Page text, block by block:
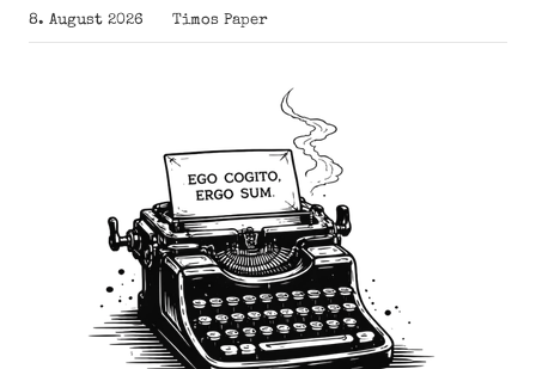
Zum
Inhalt
8. August 2026 Timos Paper